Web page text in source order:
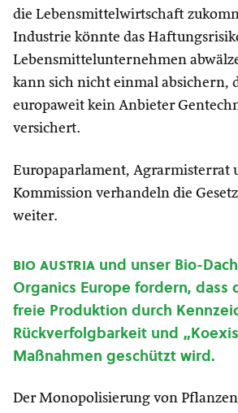
die Lebensmittelwirtschaft
Industrie könnte das
Lebensmittelunternehmen
kann sich nicht einmal absichern,
europaweit kein Anbieter
versichert.
Europaparlament, Agrarmisterrat
Kommission verhandeln die
weiter.
bio austria und unser Bio-
Organics Europe fordern, dass
freie Produktion durch
Rückverfolgbarkeit und
Maßnahmen geschützt wird.
Der Monopolisierung von